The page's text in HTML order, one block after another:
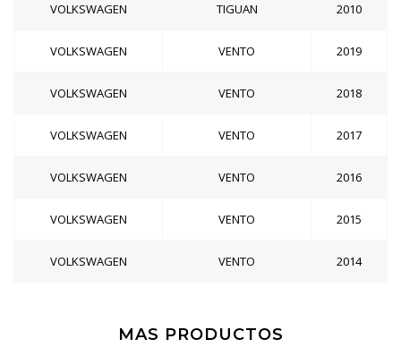
VOLKSWAGEN TIGUAN 2010
VOLKSWAGEN VENTO 2019
VOLKSWAGEN VENTO 2018
VOLKSWAGEN VENTO 2017
VOLKSWAGEN VENTO 2016
VOLKSWAGEN VENTO 2015
VOLKSWAGEN VENTO 2014
MAS PRODUCTOS